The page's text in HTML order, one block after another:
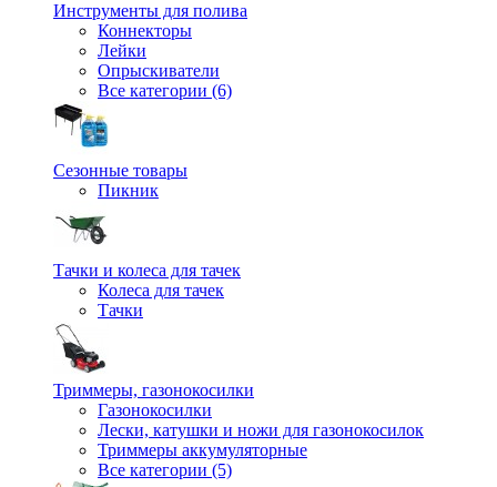
Инструменты для полива
Коннекторы
Лейки
Опрыскиватели
Все категории (6)
Сезонные товары
Пикник
Тачки и колеса для тачек
Колеса для тачек
Тачки
Триммеры, газонокосилки
Газонокосилки
Лески, катушки и ножи для газонокосилок
Триммеры аккумуляторные
Все категории (5)